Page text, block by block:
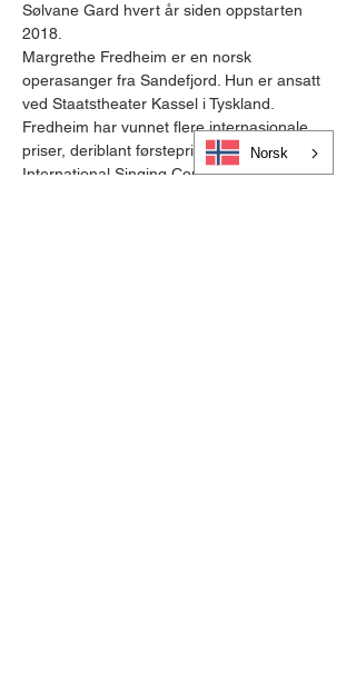
Sølvane Gard hvert år siden oppstarten
2018.
Margrethe Fredheim er en norsk
operasanger fra Sandefjord. Hun er ansatt
ved Staatstheater Kassel i Tyskland.
Fredheim har vunnet flere internasjonale
priser, deriblant førstepris i Lauritz Melchior
International Singing Competition i 2020…
Norsk